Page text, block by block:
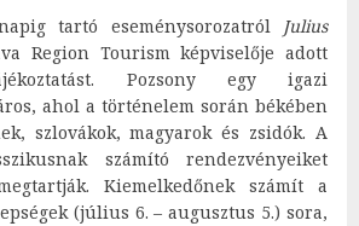
tartó eseménysorozatról
Julius
Region Tourism képviselője adott
Pozsony egy igazi
ahol a történelem során békében
szlovákok, magyarok és zsidók. A
számító rendezvényeiket
Kiemelkedőnek számít a
(július 6. – augusztus 5.) sora,